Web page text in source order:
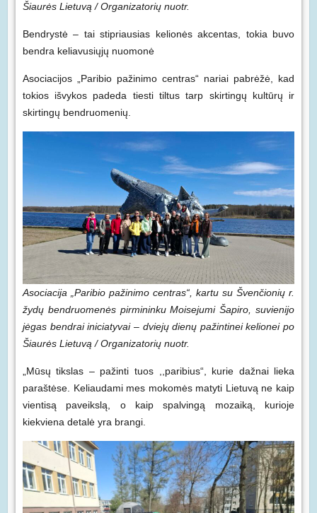
Šiaurės Lietuvą / Organizatorių nuotr.
Bendrystė – tai stipriausias kelionės akcentas, tokia buvo
bendra keliavusiųjų nuomonė
Asociacijos „Paribio pažinimo centras“ nariai pabrėžė, kad
tokios išvykos padeda tiesti tiltus tarp skirtingų kultūrų ir
skirtingų bendruomenių.
Asociacija „Paribio pažinimo centras“, kartu su Švenčionių r.
žydų bendruomenės pirmininku Moisejumi Šapiro, suvienijo
jėgas bendrai iniciatyvai – dviejų dienų pažintinei kelionei po
Šiaurės Lietuvą / Organizatorių nuotr.
„Mūsų tikslas – pažinti tuos ,,paribius“, kurie dažnai lieka
paraštėse. Keliaudami mes mokomės matyti Lietuvą ne kaip
vientisą paveikslą, o kaip spalvingą mozaiką, kurioje
kiekviena detalė yra brangi.